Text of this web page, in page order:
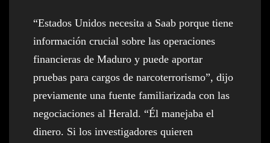
“Estados Unidos necesita a Saab porque tiene
información crucial sobre las operaciones
financieras de Maduro y puede aportar
pruebas para cargos de narcoterrorismo”, dijo
previamente una fuente familiarizada con las
negociaciones al Herald. “Él manejaba el
dinero. Si los investigadores quieren